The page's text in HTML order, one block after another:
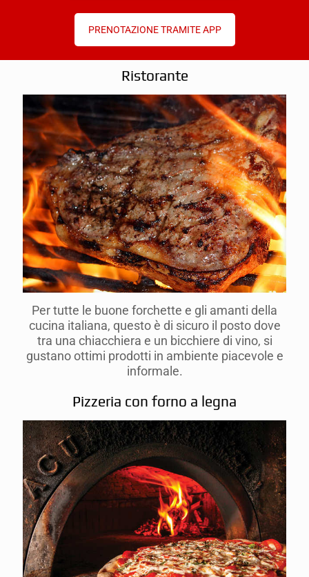
PRENOTAZIONE TRAMITE APP
Ristorante
Per tutte le buone forchette e gli amanti della
cucina italiana, questo è di sicuro il posto dove
tra una chiacchiera e un bicchiere di vino, si
gustano ottimi prodotti in ambiente piacevole e
informale.
Pizzeria con forno a legna